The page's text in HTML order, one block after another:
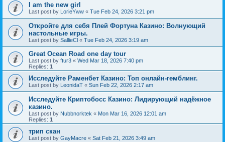
I am the new girl
Last post by LorieYww « Tue Feb 24, 2026 3:21 pm
Откройте для себя Плей Фортуна Казино: Волнующий
настольные игры.
Last post by SallieCl « Tue Feb 24, 2026 3:19 am
Great Ocean Road one day tour
Last post by ftur3 « Wed Mar 18, 2026 7:40 pm
Replies: 1
Исследуйте Раменбет Казино: Топ онлайн-гемблинг.
Last post by LeonidaT « Sun Feb 22, 2026 2:17 am
Исследуйте Криптобосс Казино: Лидирующий надёжное
казино.
Last post by Nubbnorktek « Mon Mar 16, 2026 12:01 am
Replies: 1
трип скан
Last post by GayMacre « Sat Feb 21, 2026 3:49 am